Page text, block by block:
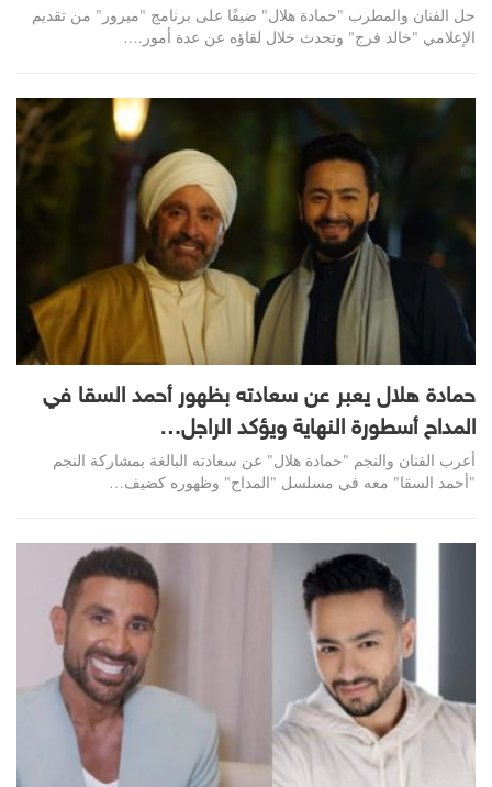
حل الفنان والمطرب "حمادة هلال" ضيفًا على برنامج "ميرور" من تقديم
الإعلامي "خالد فرج" وتحدث خلال لقاؤه عن عدة أمور.…
حمادة هلال يعبر عن سعادته بظهور أحمد السقا في
المداح أسطورة النهاية ويؤكد الراجل…
أعرب الفنان والنجم "حمادة هلال" عن سعادته البالغة بمشاركة النجم
"أحمد السقا" معه في مسلسل "المداح" وظهوره كضيف…